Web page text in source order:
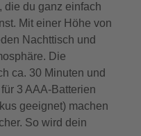
die du ganz einfach
Mit einer Höhe von
Nachttisch und
Die
ca. 30 Minuten und
3 AAA-Batterien
geeignet) machen
So wird dein